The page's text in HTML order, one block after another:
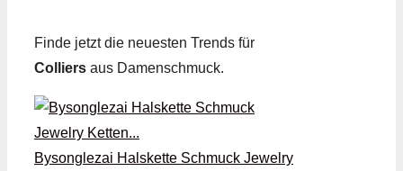
Finde jetzt die neuesten Trends für
Colliers aus Damenschmuck.
Bysonglezai Halskette Schmuck Jewelry